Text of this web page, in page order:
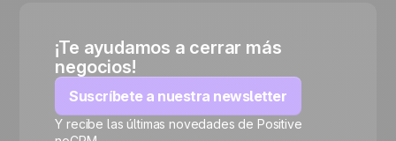
¡Te ayudamos a cerrar más
negocios!
Suscríbete a nuestra newsletter
Y recibe las últimas novedades de Positive